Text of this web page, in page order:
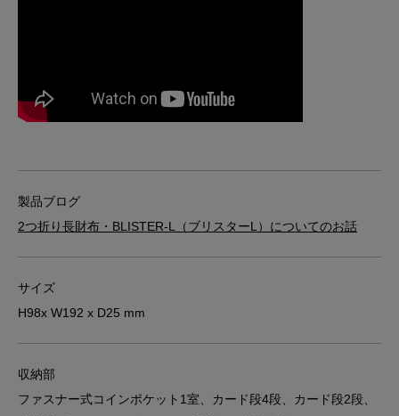
製品ブログ
2つ折り長財布・BLISTER-L（ブリスターL）についてのお話
サイズ
H98x W192 x D25 mm
収納部
ファスナー式コインポケット1室、カード段4段、カード段2段、